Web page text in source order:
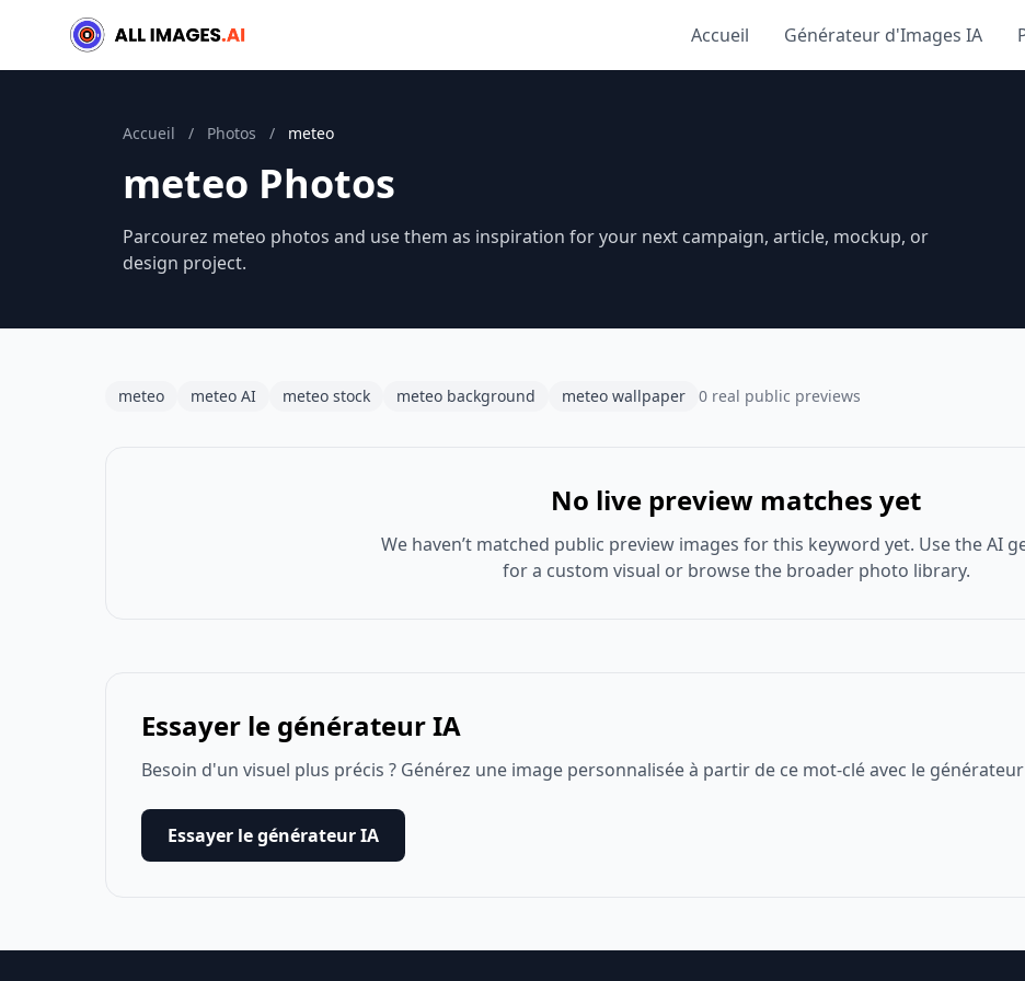
Accueil Générateur d'Images IA
Accueil / Photos / meteo
meteo Photos
Parcourez meteo photos and use them as inspiration for your next campaign, article, mockup, or
design project.
meteo meteo AI meteo stock meteo background meteo wallpaper 0 real public previews
No live preview matches yet
We haven’t matched public preview images for this keyword yet. Use the AI
for a custom visual or browse the broader photo library.
Essayer le générateur IA
Besoin d'un visuel plus précis ? Générez une image personnalisée à partir de ce mot-clé avec le
Essayer le générateur IA